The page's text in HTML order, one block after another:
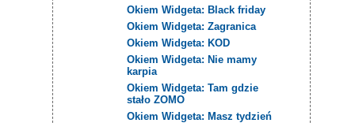
Okiem Widgeta: Black friday
Okiem Widgeta: Zagranica
Okiem Widgeta: KOD
Okiem Widgeta: Nie mamy
karpia
Okiem Widgeta: Tam gdzie
stało ZOMO
Okiem Widgeta: Masz tydzień